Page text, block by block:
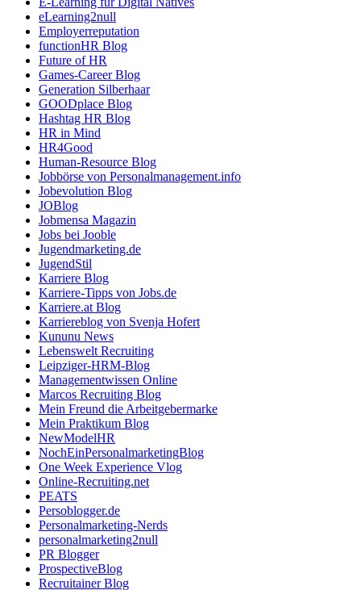
eLearning2null
Employerreputation
functionHR Blog
Future of HR
Games-Career Blog
Generation Silberhaar
GOODplace Blog
Hashtag HR Blog
HR in Mind
HR4Good
Human-Resource Blog
Jobbörse von Personalmanagement.info
Jobevolution Blog
JOBlog
Jobmensa Magazin
Jobs bei Jooble
Jugendmarketing.de
JugendStil
Karriere Blog
Karriere-Tipps von Jobs.de
Karriere.at Blog
Karriereblog von Svenja Hofert
Kununu News
Lebenswelt Recruiting
Leipziger-HRM-Blog
Managementwissen Online
Marcos Recruiting Blog
Mein Freund die Arbeitgebermarke
Mein Praktikum Blog
NewModelHR
NochEinPersonalmarketingBlog
One Week Experience Vlog
Online-Recruiting.net
PEATS
Persoblogger.de
Personalmarketing-Nerds
personalmarketing2null
PR Blogger
ProspectiveBlog
Recruitainer Blog